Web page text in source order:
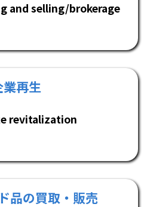
and selling/brokerage
業再生
revitalization
品の買取・販売